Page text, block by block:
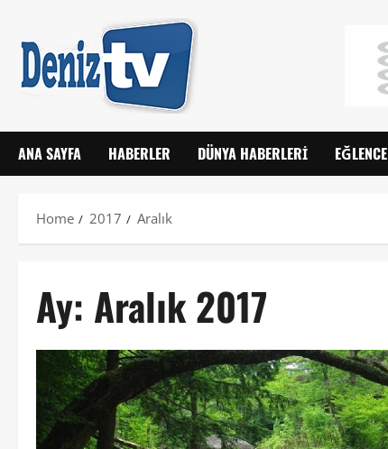
ANA SAYFA HABERLER DÜNYA HABERLERI EĞLENCE
Home 2017 Aralık
Ay: Aralık 2017